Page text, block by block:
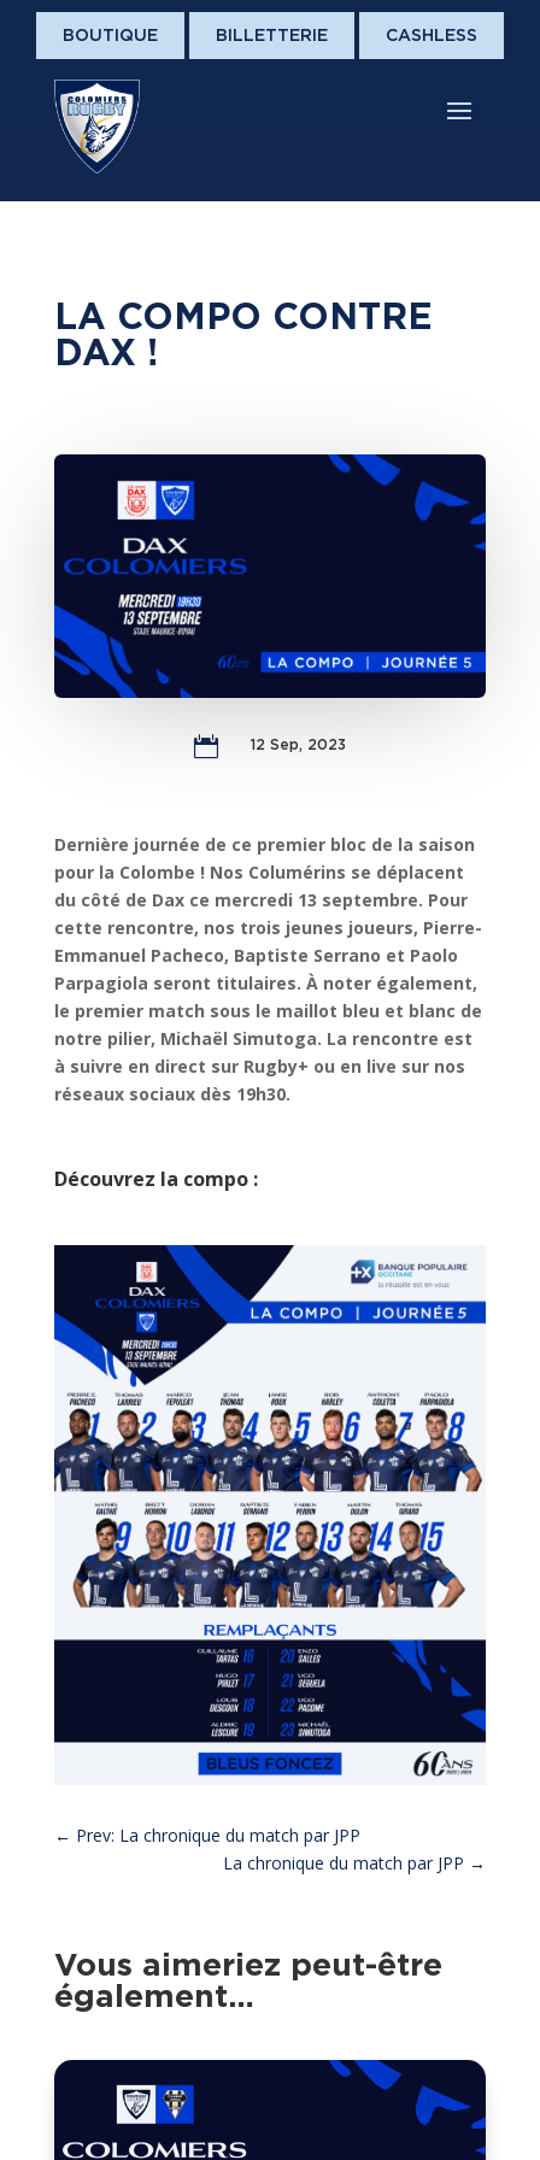
BOUTIQUE BILLETTERIE CASHLESS
LA COMPO CONTRE
DAX !
 12 Sep, 2023
Dernière journée de ce premier bloc de la saison
pour la Colombe ! Nos Columérins se déplacent
du côté de Dax ce mercredi 13 septembre. Pour
cette rencontre, nos trois jeunes joueurs, Pierre-
Emmanuel Pacheco, Baptiste Serrano et Paolo
Parpagiola seront titulaires. À noter également,
le premier match sous le maillot bleu et blanc de
notre pilier, Michaël Simutoga. La rencontre est
à suivre en direct sur Rugby+ ou en live sur nos
réseaux sociaux dès 19h30.
Découvrez la compo :
← Prev: La chronique du match par JPP
La chronique du match par JPP →
Vous aimeriez peut-être
également…